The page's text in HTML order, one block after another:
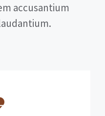
accusantium